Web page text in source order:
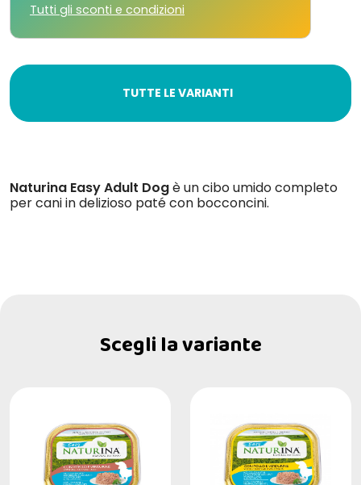
Tutti gli sconti e condizioni
TUTTE LE VARIANTI
Naturina Easy Adult Dogè un cibo umido completo
per cani in delizioso paté con bocconcini.
Scegli la variante